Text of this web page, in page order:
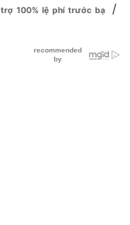
100% lệ phí trước bạ /